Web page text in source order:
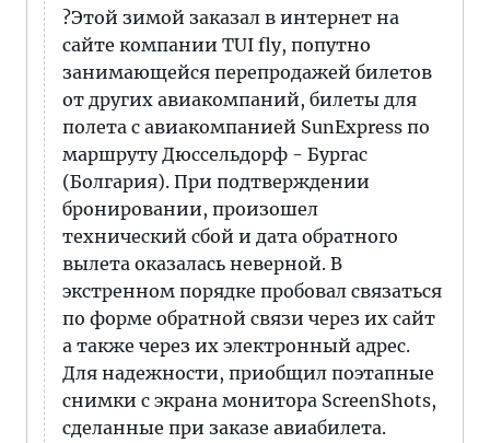
?Этой зимой заказал в интернет на
сайте компании TUI fly, попутно
занимающейся перепродажей билетов
от других авиакомпаний, билеты для
полета с авиакомпанией SunExpress по
маршруту Дюссельдорф - Бургас
(Болгария). При подтверждении
бронировании, произошел
технический сбой и дата обратного
вылета оказалась неверной. В
экстренном порядке пробовал связаться
по форме обратной связи через их сайт
а также через их электронный адрес.
Для надежности, приобщил поэтапные
снимки с экрана монитора ScreenShots,
сделанные при заказе авиабилета.